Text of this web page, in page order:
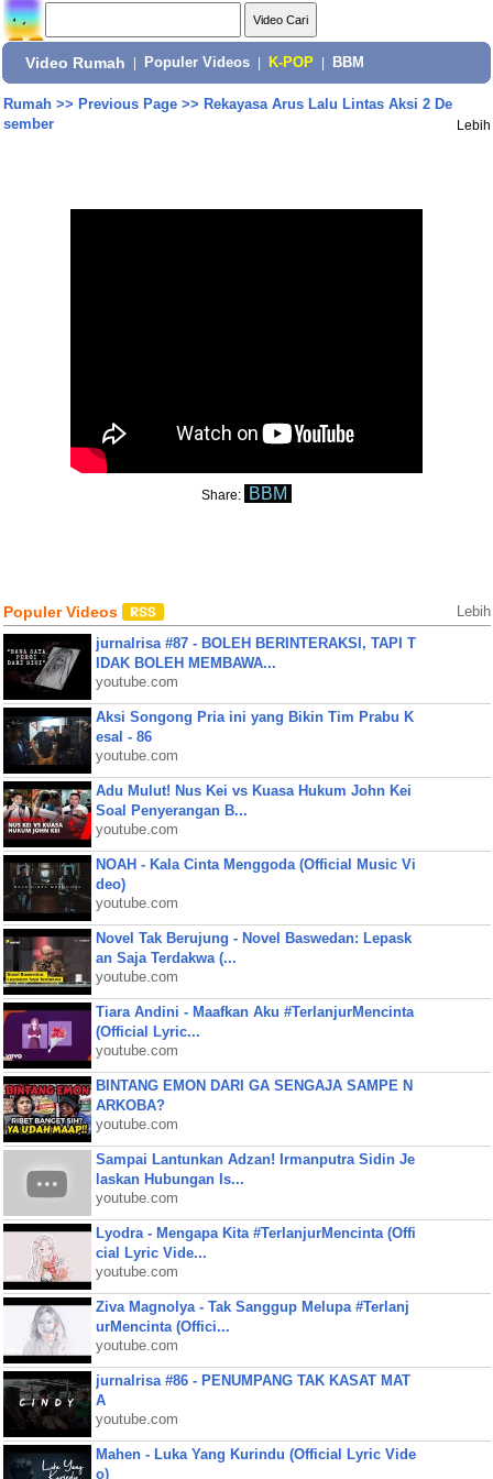
Video Rumah Populer Videos K-POP BBM
Rumah>> Previous Page>> Rekayasa Arus Lalu Lintas Aksi 2 De
sember
Lebih
Share: BBM
Populer Videos Lebih
jurnalrisa #87 - BOLEH BERINTERAKSI, TAPI T
IDAK BOLEH MEMBAWA...
youtube.com
Aksi Songong Pria ini yang Bikin Tim Prabu K
esal - 86
youtube.com
Adu Mulut! Nus Kei vs Kuasa Hukum John Kei
Soal Penyerangan B...
youtube.com
NOAH - Kala Cinta Menggoda (Official Music Vi
deo)
youtube.com
Novel Tak Berujung - Novel Baswedan: Lepask
an Saja Terdakwa (...
youtube.com
Tiara Andini - Maafkan Aku #TerlanjurMencinta
(Official Lyric...
youtube.com
BINTANG EMON DARI GA SENGAJA SAMPE N
ARKOBA?
youtube.com
Sampai Lantunkan Adzan! Irmanputra Sidin Je
laskan Hubungan Is...
youtube.com
Lyodra - Mengapa Kita #TerlanjurMencinta (Offi
cial Lyric Vide...
youtube.com
Ziva Magnolya - Tak Sanggup Melupa #Terlanj
urMencinta (Offici...
youtube.com
jurnalrisa #86 - PENUMPANG TAK KASAT MAT
A
youtube.com
Mahen - Luka Yang Kurindu (Official Lyric Vide
o)